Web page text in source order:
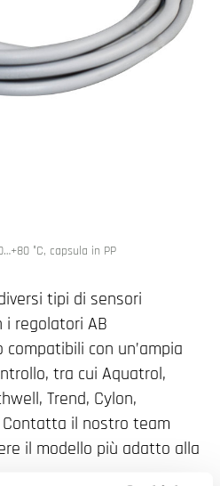
°C, capsula in PP
tipi di sensori
regolatori AB
con un’ampia
tra cui Aquatrol,
Trend, Cylon,
il nostro team
il modello più adatto alla